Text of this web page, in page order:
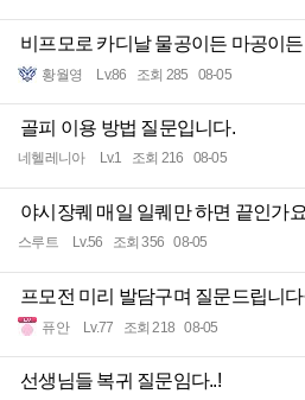
비프모로 카디날 물공이든 마공이
황월영 Lv.86 조회 285 08-05
골피 이용 방법 질문입니다.
네헬레니아 Lv.1 조회 216 08-05
야시장퀘 매일 일퀘만 하면 끝인가
스루트 Lv.56 조회 356 08-05
프모전 미리 발담구며 질문드립니
퓨안 Lv.77 조회 218 08-05
선생님들 복귀 질문임다..!